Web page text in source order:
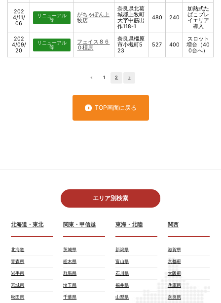
202
4/11/
06
リニューアル
等
がちゃぽん上
牧店
奈良県北葛
城郡上牧町
大字中筋出
作118-1
480 240
加熱式た
ばこプレ
イエリア
導入
202
4/09/
20
リニューアル
等
フェイス８６
０橿原
奈良県橿原
市小槻町5
23
527 400
スロット
増台（40
0台へ）
« 1 2 »
TOP画面に戻る
エリア別検索
北海道・東北
北海道
青森県
岩手県
宮城県
秋田県
関東・甲信越
茨城県
栃木県
群馬県
埼玉県
千葉県
東海・北陸
新潟県
富山県
石川県
福井県
山梨県
関西
滋賀県
京都府
大阪府
兵庫県
奈良県